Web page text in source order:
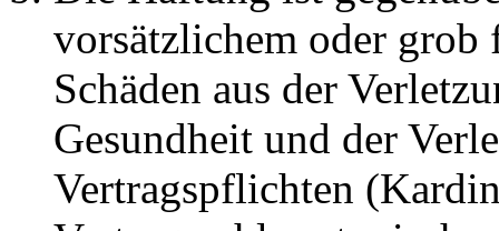
vorsätzlichem oder grob
Schäden aus der
Gesundheit und der
Vertragspflichten